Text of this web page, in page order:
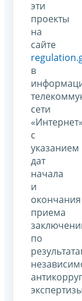
эти
проекты
на
сайте
в
сети
«Интернет»
с
указанием
дат
начала
и
окончания
приема
по